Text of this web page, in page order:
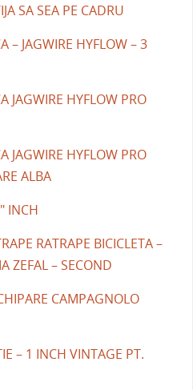
SA SEA PE CADRU
– JAGWIRE HYFLOW – 3
JAGWIRE HYFLOW PRO
JAGWIRE HYFLOW PRO
ALBA
INCH
RATRAPE BICICLETA –
ZEFAL – SECOND
CAMPAGNOLO
– 1 INCH VINTAGE PT.